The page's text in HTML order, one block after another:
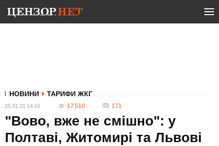
НОВИНИ ТАРИФИ ЖКГ
25.01.21 14:16 17 510 171
"Вово, вже не смішно": у
Полтаві, Житомирі та Львові